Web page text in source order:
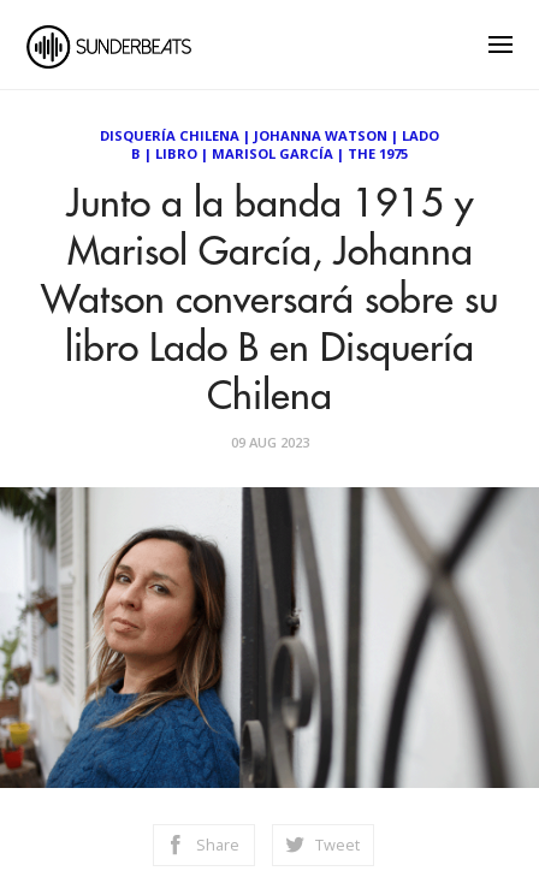
DISQUERÍA CHILENA | JOHANNA WATSON | LADO
B | LIBRO | MARISOL GARCÍA | THE 1975
Junto a la banda 1915 y
Marisol García, Johanna
Watson conversará sobre su
libro Lado B en Disquería
Chilena
09 AUG 2023
Share Tweet